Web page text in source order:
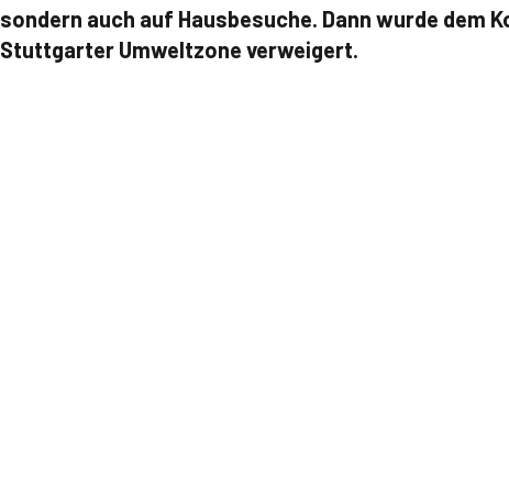
sondern auch auf Hausbesuche. Dann wurde dem
Stuttgarter Umweltzone verweigert.